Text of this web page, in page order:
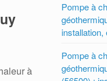
à
Pompe à
installation,
Pompe à